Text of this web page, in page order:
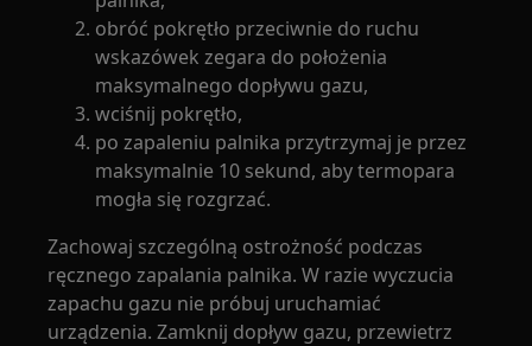
obróć pokrętło przeciwnie do ruchu
wskazówek zegara do położenia
maksymalnego dopływu gazu,
wciśnij pokrętło,
po zapaleniu palnika przytrzymaj je przez
maksymalnie 10 sekund, aby termopara
mogła się rozgrzać.
Zachowaj szczególną ostrożność podczas
ręcznego zapalania palnika. W razie wyczucia
zapachu gazu nie próbuj uruchamiać
urządzenia. Zamknij dopływ gazu, przewietrz